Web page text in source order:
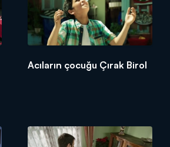
Acıların çocuğu Çırak Birol